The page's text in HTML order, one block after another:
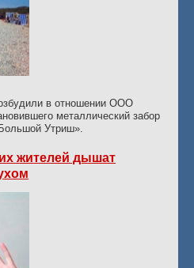
в отношении ООО
металлический забор
Утриш».
жителей дышат